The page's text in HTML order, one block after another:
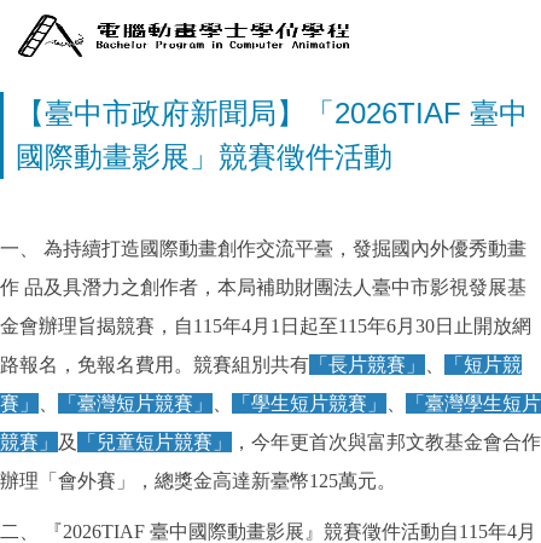
【臺中市政府新聞局】「2026TIAF 臺中
國際動畫影展」競賽徵件活動
一、 為持續打造國際動畫創作交流平臺，發掘國內外優秀動畫
作 品及具潛力之創作者，本局補助財團法人臺中市影視發展基
金會辦理旨揭競賽，自115年4月1日起至115年6月30日止開放網
路報名，免報名費用。競賽組別共有 「長片競賽」
「短片競
賽」
「臺灣短片競賽」 「學生短片競賽」
「臺灣學生短片
競賽」
及 「兒童短片競賽」
，今年更首次與富邦文教基金會合作
辦理「會外賽」，總獎金高達新臺幣125萬元。
二、 『2026TIAF 臺中國際動畫影展』競賽徵件活動自115年4月